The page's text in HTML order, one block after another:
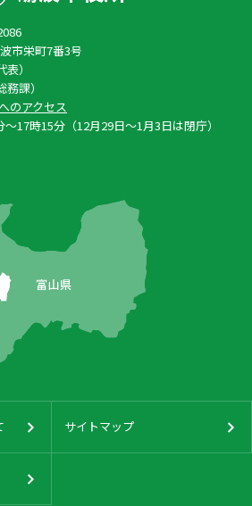
市栄町7番3号
）
課）
のアクセス
17時15分（12月29日〜1月3日は閉庁）
サイトマップ